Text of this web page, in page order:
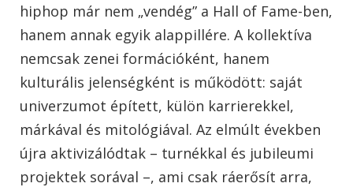
hiphop már nem „vendég” a Hall of Fame-ben,
hanem annak egyik alappillére. A kollektíva
nemcsak zenei formációként, hanem
kulturális jelenségként is működött: saját
univerzumot épített, külön karrierekkel,
márkával és mitológiával. Az elmúlt években
újra aktivizálódtak – turnékkal és jubileumi
projektek sorával –, ami csak ráerősít arra,